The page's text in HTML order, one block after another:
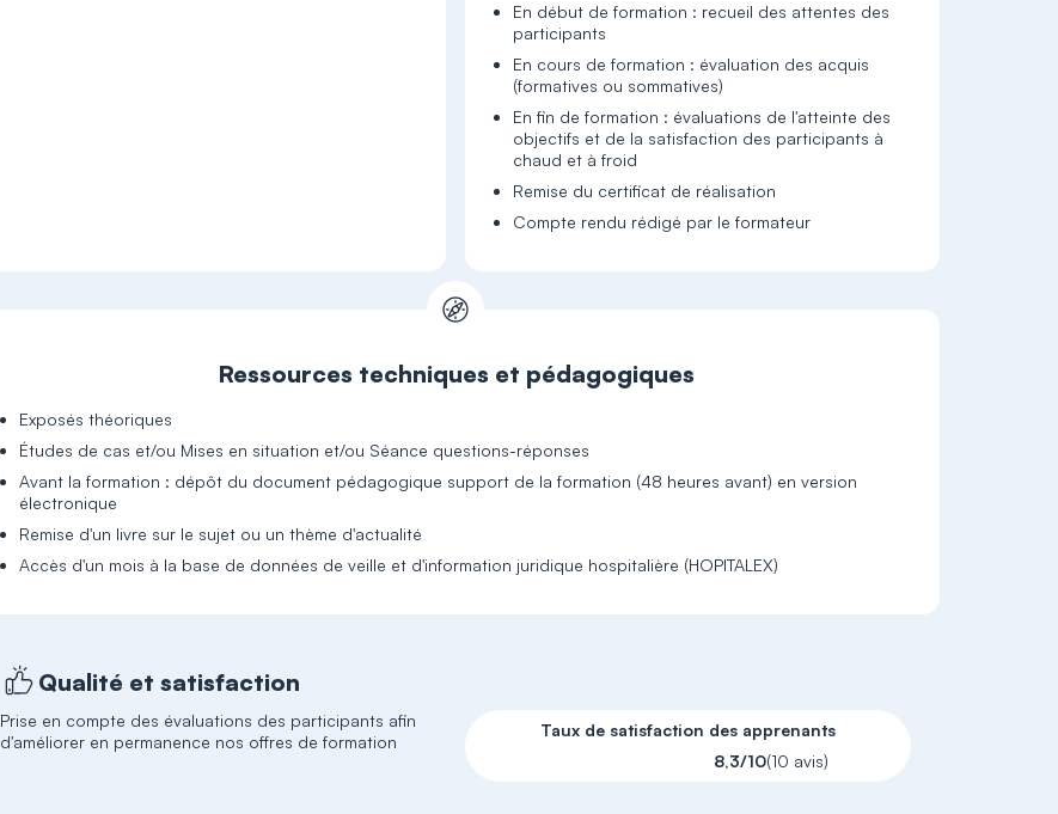
En début de formation : recueil des attentes des
participants
En cours de formation : évaluation des acquis
(formatives ou sommatives)
En fin de formation : évaluations de l'atteinte des
objectifs et de la satisfaction des participants à
chaud et à froid
Remise du certificat de réalisation
Compte rendu rédigé par le formateur
Ressources techniques et pédagogiques
Exposés théoriques
Études de cas et/ou Mises en situation et/ou Séance questions-réponses
Avant la formation : dépôt du document pédagogique support de la formation (48 heures avant) en version
électronique
Remise d'un livre sur le sujet ou un thème d'actualité
Accès d'un mois à la base de données de veille et d'information juridique hospitalière (HOPITALEX)
Qualité et satisfaction
Prise en compte des évaluations des participants afin
d'améliorer en permanence nos offres de formation
Taux de satisfaction des apprenants
8,3/10(10 avis)